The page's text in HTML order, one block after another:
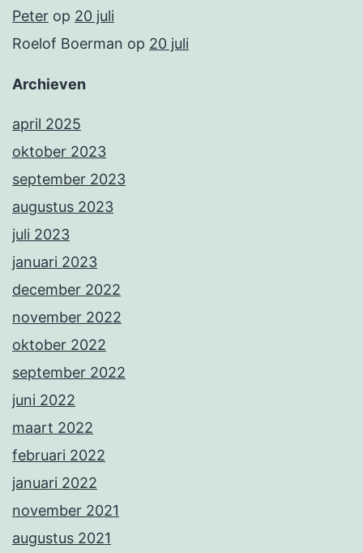
Peter op 20 juli
Roelof Boerman op 20 juli
Archieven
april 2025
oktober 2023
september 2023
augustus 2023
juli 2023
januari 2023
december 2022
november 2022
oktober 2022
september 2022
juni 2022
maart 2022
februari 2022
januari 2022
november 2021
augustus 2021